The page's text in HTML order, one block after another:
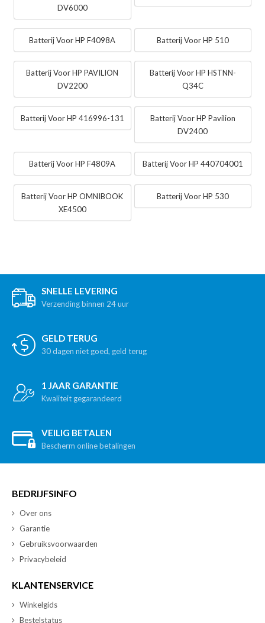
DV6000
Batterij Voor HP F4098A Batterij Voor HP 510
Batterij Voor HP PAVILION
DV2200
Batterij Voor HP HSTNN-
Q34C
Batterij Voor HP 416996-131
Batterij Voor HP Pavilion
DV2400
Batterij Voor HP F4809A Batterij Voor HP 440704001
Batterij Voor HP OMNIBOOK
XE4500
Batterij Voor HP 530
SNELLE LEVERING
Verzending binnen 24 uur
GELD TERUG
30 dagen niet goed, geld terug
1 JAAR GARANTIE
Kwaliteit gegarandeerd
VEILIG BETALEN
Bescherm online betalingen
BEDRIJFSINFO
Over ons
Garantie
Gebruiksvoorwaarden
Privacybeleid
KLANTENSERVICE
Winkelgids
Bestelstatus